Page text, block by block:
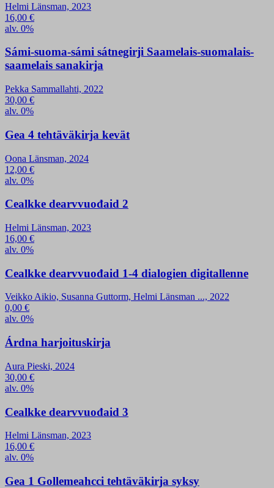
Helmi Länsman, 2023
16,00 €
alv. 0%
Sámi-suoma-sámi sátnegirji Saamelais-suomalais-
saamelais sanakirja
Pekka Sammallahti, 2022
30,00 €
alv. 0%
Gea 4 tehtäväkirja kevät
Oona Länsman, 2024
12,00 €
alv. 0%
Cealkke dearvvuođaid 2
Helmi Länsman, 2023
16,00 €
alv. 0%
Cealkke dearvvuođaid 1-4 dialogien digitallenne
Veikko Aikio, Susanna Guttorm, Helmi Länsman ..., 2022
0,00 €
alv. 0%
Árdna harjoituskirja
Aura Pieski, 2024
30,00 €
alv. 0%
Cealkke dearvvuođaid 3
Helmi Länsman, 2023
16,00 €
alv. 0%
Gea 1 Gollemeahcci tehtäväkirja syksy